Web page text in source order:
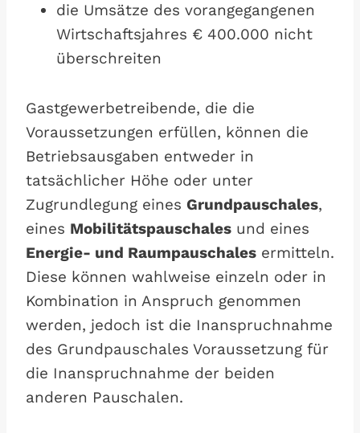
die Umsätze des vorangegangenen
Wirtschaftsjahres € 400.000 nicht
überschreiten
Gastgewerbetreibende, die die
Voraussetzungen erfüllen, können die
Betriebsausgaben entweder in
tatsächlicher Höhe oder unter
Zugrundlegung eines Grundpauschales,
eines Mobilitätspauschales und eines
Energie- und Raumpauschales ermitteln.
Diese können wahlweise einzeln oder in
Kombination in Anspruch genommen
werden, jedoch ist die Inanspruchnahme
des Grundpauschales Voraussetzung für
die Inanspruchnahme der beiden
anderen Pauschalen.